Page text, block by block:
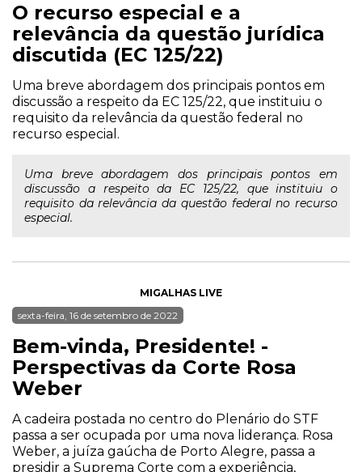
O recurso especial e a
relevância da questão jurídica
discutida (EC 125/22)
Uma breve abordagem dos principais pontos em
discussão a respeito da EC 125/22, que instituiu o
requisito da relevância da questão federal no
recurso especial.
Uma breve abordagem dos principais pontos em
discussão a respeito da EC 125/22, que instituiu o
requisito da relevância da questão federal no recurso
especial.
MIGALHAS LIVE
sexta-feira, 16 de setembro de 2022
Bem-vinda, Presidente! -
Perspectivas da Corte Rosa
Weber
A cadeira postada no centro do Plenário do STF
passa a ser ocupada por uma nova liderança. Rosa
Weber, a juíza gaúcha de Porto Alegre, passa a
presidir a Suprema Corte com a experiência,